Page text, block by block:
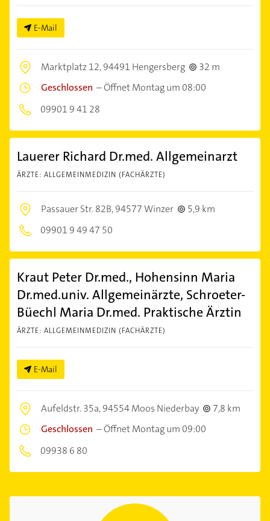
E-Mail
Marktplatz 12,94491 Hengersberg
32 m
Geschlossen –Öffnet Montag um 08:00
09901 9 41 28
Lauerer Richard Dr.med. Allgemeinarzt
ÄRZTE: ALLGEMEINMEDIZIN (FACHÄRZTE)
Passauer Str. 82B,94577 Winzer
5,9 km
09901 9 49 47 50
Kraut Peter Dr.med., Hohensinn Maria
Dr.med.univ. Allgemeinärzte, Schroeter-
Büechl Maria Dr.med. Praktische Ärztin
ÄRZTE: ALLGEMEINMEDIZIN (FACHÄRZTE)
E-Mail
Aufeldstr. 35a,94554 Moos Niederbay
7,8 km
Geschlossen –Öffnet Montag um 09:00
09938 6 80